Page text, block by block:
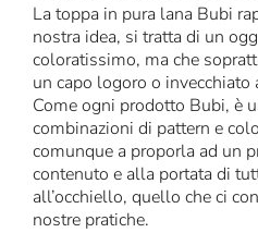
La toppa in pura lana Bubi
nostra idea, si tratta di un
coloratissimo, ma che
un capo logoro o
Come ogni prodotto Bubi, è
combinazioni di pattern e
comunque a proporla ad un
contenuto e alla portata di
all’occhiello, quello che ci
nostre pratiche.